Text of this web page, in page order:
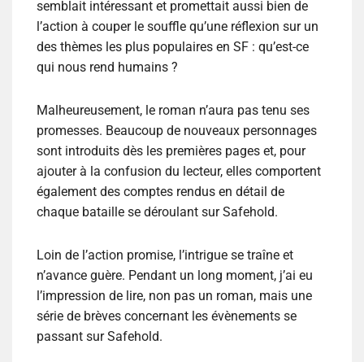
semblait intéressant et promettait aussi bien de
l’action à couper le souffle qu’une réflexion sur un
des thèmes les plus populaires en SF : qu’est-ce
qui nous rend humains ?
Malheureusement, le roman n’aura pas tenu ses
promesses. Beaucoup de nouveaux personnages
sont introduits dès les premières pages et, pour
ajouter à la confusion du lecteur, elles comportent
également des comptes rendus en détail de
chaque bataille se déroulant sur Safehold.
Loin de l’action promise, l’intrigue se traîne et
n’avance guère. Pendant un long moment, j’ai eu
l’impression de lire, non pas un roman, mais une
série de brèves concernant les évènements se
passant sur Safehold.